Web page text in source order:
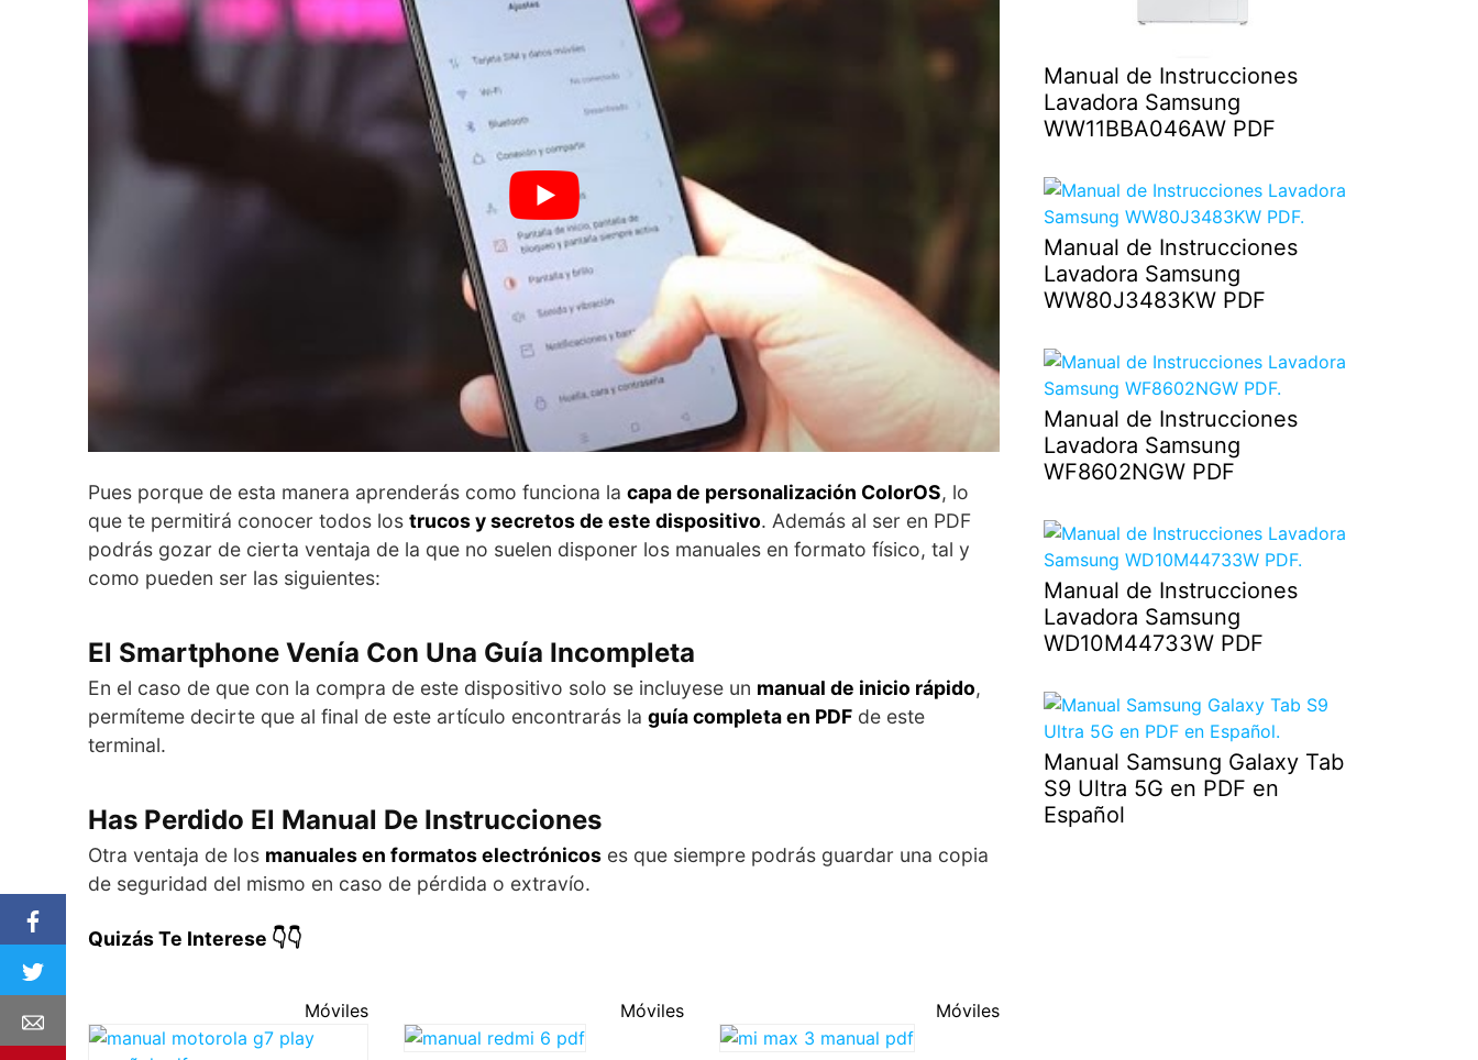
Pues porque de esta manera aprenderás como funciona la capa de personalización ColorOS, lo
que te permitirá conocer todos los trucos y secretos de este dispositivo. Además al ser en PDF
podrás gozar de cierta ventaja de la que no suelen disponer los manuales en formato físico, tal y
como pueden ser las siguientes:
El Smartphone Venía Con Una Guía Incompleta
En el caso de que con la compra de este dispositivo solo se incluyese un manual de inicio rápido,
permíteme decirte que al final de este artículo encontrarás la guía completa en PDF de este
terminal.
Has Perdido El Manual De Instrucciones
Otra ventaja de los manuales en formatos electrónicos es que siempre podrás guardar una copia
de seguridad del mismo en caso de pérdida o extravío.
Quizás Te Interese 👇👇
Móviles Móviles Móviles
Manual de Instrucciones
Lavadora Samsung
WW11BBA046AW PDF
Manual de Instrucciones
Lavadora Samsung
WW80J3483KW PDF
Manual de Instrucciones
Lavadora Samsung
WF8602NGW PDF
Manual de Instrucciones
Lavadora Samsung
WD10M44733W PDF
Manual Samsung Galaxy Tab
S9 Ultra 5G en PDF en
Español